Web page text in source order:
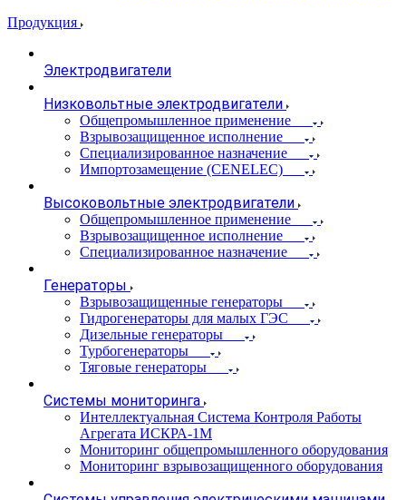
Продукция
Электродвигатели
Низковольтные электродвигатели
Общепромышленное применение
Взрывозащищенное исполнение
Специализированное назначение
Импортозамещение (CENELEC)
Высоковольтные электродвигатели
Общепромышленное применение
Взрывозащищенное исполнение
Специализированное назначение
Генераторы
Взрывозащищенные генераторы
Гидрогенераторы для малых ГЭС
Дизельные генераторы
Турбогенераторы
Тяговые генераторы
Системы мониторинга
Интеллектуальная Система Контроля Работы
Агрегата ИСКРА-1М
Мониторинг общепромышленного оборудования
Мониторинг взрывозащищенного оборудования